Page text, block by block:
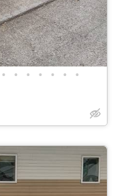
• • • • • • •